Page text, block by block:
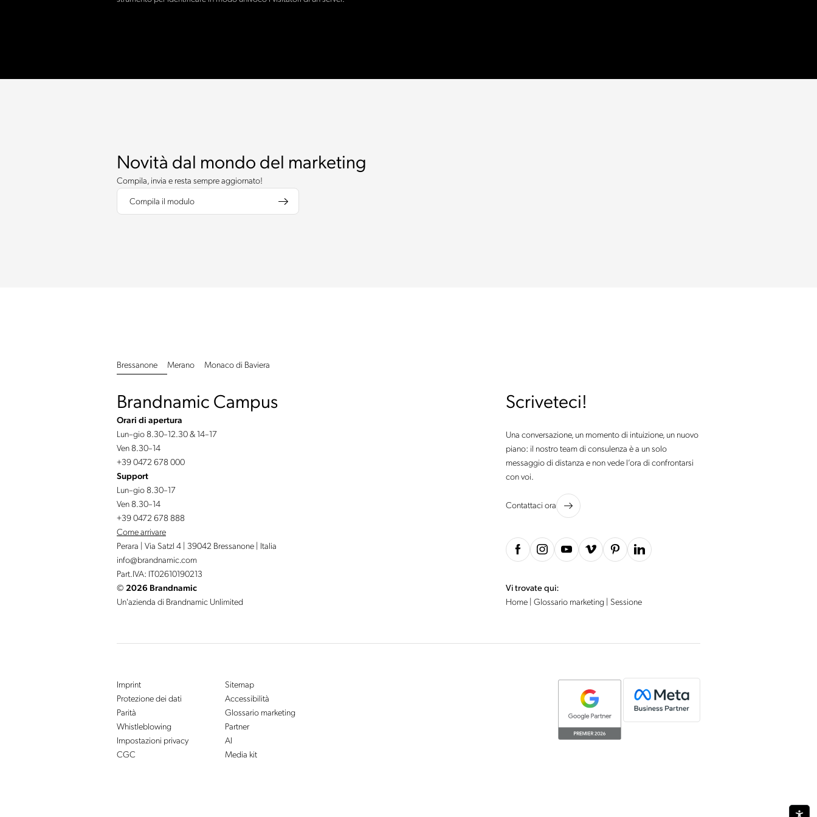
Novità dal mondo del marketing
Compila, invia e resta sempre aggiornato!
Compila il modulo
Bressanone Merano Monaco di Baviera
Brandnamic Campus
Orari di apertura
Lun–gio 8.30–12.30 & 14–17
Ven 8.30–14
+39 0472 678 000
Support
Lun–gio 8.30–17
Ven 8.30–14
+39 0472 678 888
Come arrivare
Perara | Via Satzl 4 | 39042 Bressanone | Italia
info@brandnamic.com
Part.IVA: IT02610190213
© 2026 Brandnamic
Un'azienda di Brandnamic Unlimited
Scriveteci!
Una conversazione, un momento di intuizione, un nuovo
piano: il nostro team di consulenza è a un solo
messaggio di distanza e non vede l’ora di confrontarsi
con voi.
Contattaci ora
Vi trovate qui:
Home Glossario marketing Sessione
Imprint
Protezione dei dati
Parità
Whistleblowing
Impostazioni privacy
CGC
Sitemap
Accessibilità
Glossario marketing
Partner
AI
Media kit